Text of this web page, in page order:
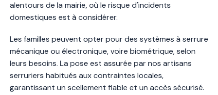
alentours de la mairie, où le risque d'incidents
domestiques est à considérer.
Les familles peuvent opter pour des systèmes à serrure
mécanique ou électronique, voire biométrique, selon
leurs besoins. La pose est assurée par nos artisans
serruriers habitués aux contraintes locales,
garantissant un scellement fiable et un accès sécurisé.